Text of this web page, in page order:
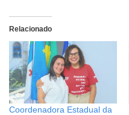
Relacionado
Coordenadora Estadual da